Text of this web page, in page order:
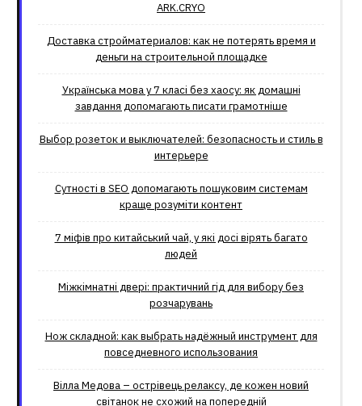
ARK.CRYO
Доставка стройматериалов: как не потерять время и
деньги на строительной площадке
Українська мова у 7 класі без хаосу: як домашні
завдання допомагають писати грамотніше
Выбор розеток и выключателей: безопасность и стиль в
интерьере
Сутності в SEO допомагають пошуковим системам
краще розуміти контент
7 міфів про китайський чай, у які досі вірять багато
людей
Міжкімнатні двері: практичний гід для вибору без
розчарувань
Нож складной: как выбрать надёжный инструмент для
повседневного использования
Вілла Медова – острівець релаксу, де кожен новий
світанок не схожий на попередній